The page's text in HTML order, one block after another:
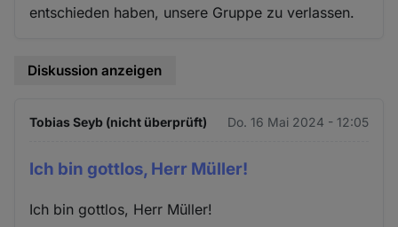
entschieden haben, unsere Gruppe zu verlassen.
Diskussion anzeigen
Tobias Seyb (nicht überprüft) Do. 16 Mai 2024 - 12:05
Ich bin gottlos, Herr Müller!
Ich bin gottlos, Herr Müller!